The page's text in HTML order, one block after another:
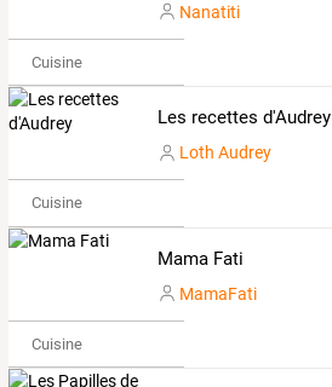
Nanatiti
Cuisine
Les recettes d'Audrey
Loth Audrey
Cuisine
Mama Fati
MamaFati
Cuisine